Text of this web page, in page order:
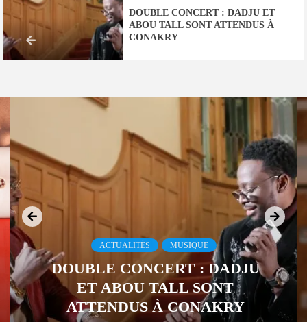
DOUBLE CONCERT : DADJU ET
ABOU TALL SONT ATTENDUS À
CONAKRY
ACTUALITÉS MUSIQUE
DOUBLE CONCERT : DADJU
ET ABOU TALL SONT
ATTENDUS À CONAKRY